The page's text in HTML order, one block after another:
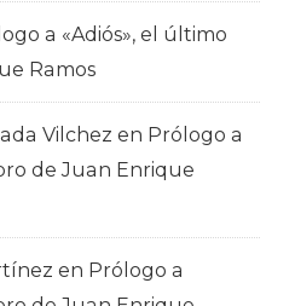
a «Adiós», el último
Ramos
Vilchez en Prólogo a
de Juan Enrique
en Prólogo a